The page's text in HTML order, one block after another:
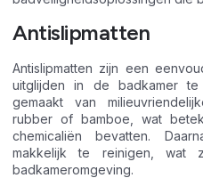
Antislipmatten
Antislipmatten zijn een
uitglijden in de badkamer
gemaakt van
rubber of bamboe, wat
chemicaliën bevatten.
makkelijk te reinigen, wat
badkameromgeving.